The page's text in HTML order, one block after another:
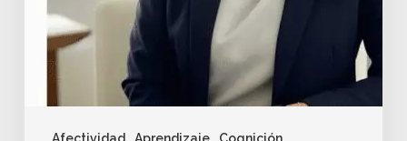
Afectividad Aprendizaje Cognición